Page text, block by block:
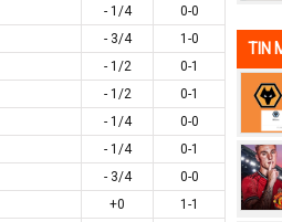
- 1/4
0-0
- 3/4
1-0
- 1/2
0-1
- 1/2
0-1
- 1/4
0-0
- 1/4
0-1
- 3/4
0-0
+0
1-1
TIN